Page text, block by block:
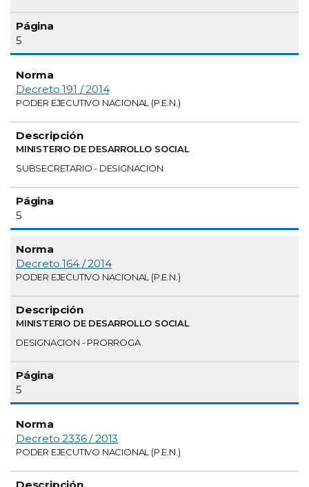
5
Decreto 191 / 2014
PODER EJECUTIVO NACIONAL (P.E.N.)
MINISTERIO DE DESARROLLO SOCIAL
SUBSECRETARIO - DESIGNACION
5
Decreto 164 / 2014
PODER EJECUTIVO NACIONAL (P.E.N.)
MINISTERIO DE DESARROLLO SOCIAL
DESIGNACION - PRORROGA
5
Decreto 2336 / 2013
PODER EJECUTIVO NACIONAL (P.E.N.)